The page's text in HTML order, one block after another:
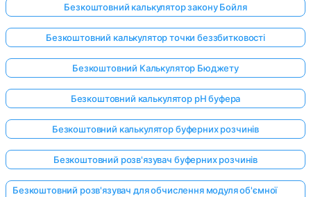
Безкоштовний калькулятор закону Бойля
Безкоштовний калькулятор точки беззбитковості
Безкоштовний Калькулятор Бюджету
Безкоштовний калькулятор pH буфера
Безкоштовний калькулятор буферних розчинів
Безкоштовний розв'язувач буферних розчинів
Безкоштовний розв'язувач для обчислення модуля об'ємної